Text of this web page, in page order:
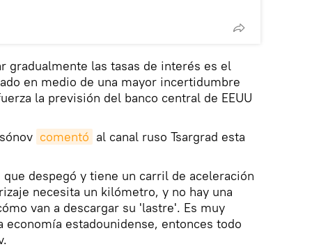
gradualmente las tasas de interés es el
en medio de una mayor incertidumbre
la previsión del banco central de EEUU
comentó al canal ruso Tsargrad esta
despegó y tiene un carril de aceleración
necesita un kilómetro, y no hay una
van a descargar su 'lastre'. Es muy
estadounidense, entonces todo